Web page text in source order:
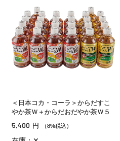
＜日本コカ・コーラ＞からだすこ
やか茶Ｗ＋からだおだやか茶Ｗ５
5,400 円 （8%税込）